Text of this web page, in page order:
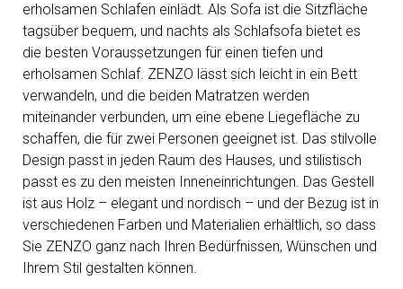
erholsamen Schlafen einlädt. Als Sofa ist die Sitzfläche
tagsüber bequem, und nachts als Schlafsofa bietet es
die besten Voraussetzungen für einen tiefen und
erholsamen Schlaf. ZENZO lässt sich leicht in ein Bett
verwandeln, und die beiden Matratzen werden
miteinander verbunden, um eine ebene Liegefläche zu
schaffen, die für zwei Personen geeignet ist. Das stilvolle
Design passt in jeden Raum des Hauses, und stilistisch
passt es zu den meisten Inneneinrichtungen. Das Gestell
ist aus Holz – elegant und nordisch – und der Bezug ist in
verschiedenen Farben und Materialien erhältlich, so dass
Sie ZENZO ganz nach Ihren Bedürfnissen, Wünschen und
Ihrem Stil gestalten können.